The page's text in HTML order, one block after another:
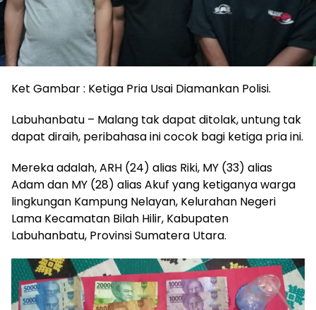
Ket Gambar : Ketiga Pria Usai Diamankan Polisi.
Labuhanbatu – Malang tak dapat ditolak, untung tak
dapat diraih, peribahasa ini cocok bagi ketiga pria ini.
Mereka adalah, ARH (24) alias Riki, MY (33) alias
Adam dan MY (28) alias Akuf yang ketiganya warga
lingkungan Kampung Nelayan, Kelurahan Negeri
Lama Kecamatan Bilah Hilir, Kabupaten
Labuhanbatu, Provinsi Sumatera Utara.